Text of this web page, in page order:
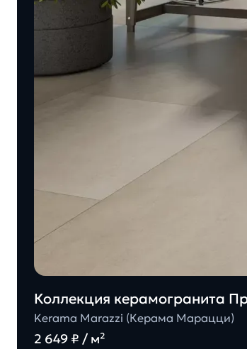
Коллекция керамогранита
Kerama Marazzi (Керама Марацци)
2 649 ₽ / м²